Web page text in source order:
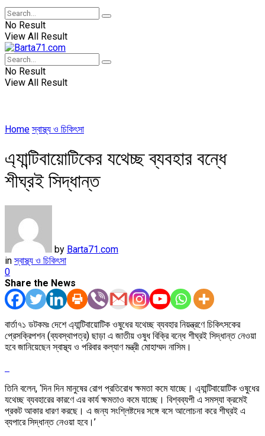
No Result
View All Result
No Result
View All Result
Home স্বাস্থ্য ও চিকিৎসা
এ্যান্টিবায়োটিকের যথেচ্ছ ব্যবহার বন্ধে
শীঘ্রই সিদ্ধান্ত
by Barta71.com
in স্বাস্থ্য ও চিকিৎসা
0
Share the News
বার্তা৭১ ডটকমঃ দেশে এ্যান্টিবায়োটিক ওষুধের যথেচ্ছ ব্যবহার নিয়ন্ত্রণে চিকিৎসকের
প্রেসক্রিপশন (ব্যবস্থাপত্র) ছাড়া এ জাতীয় ওষুধ বিক্রি বন্ধে শীঘ্রই সিদ্ধান্ত নেওয়া
হবে জানিয়েছেন স্বাস্থ্য ও পরিবার কল্যাণ মন্ত্রী মোহাম্মদ নাসিম।
তিনি বলেন, ‘দিন দিন মানুষের রোগ প্রতিরোধ ক্ষমতা কমে যাচ্ছে। এ্যান্টিবায়োটিক ওষুধের
যথেচ্ছ ব্যবহারের কারণে এর কার্য ক্ষমতাও কমে যাচ্ছে। বিশ্বব্যপী এ সমস্যা ক্রমেই
প্রকট আকার ধারণ করছে। এ জন্য সংশ্লিষ্টদের সঙ্গে বসে আলোচনা করে শীঘ্রই এ
ব্যপারে সিদ্ধান্ত নেওয়া হবে।’